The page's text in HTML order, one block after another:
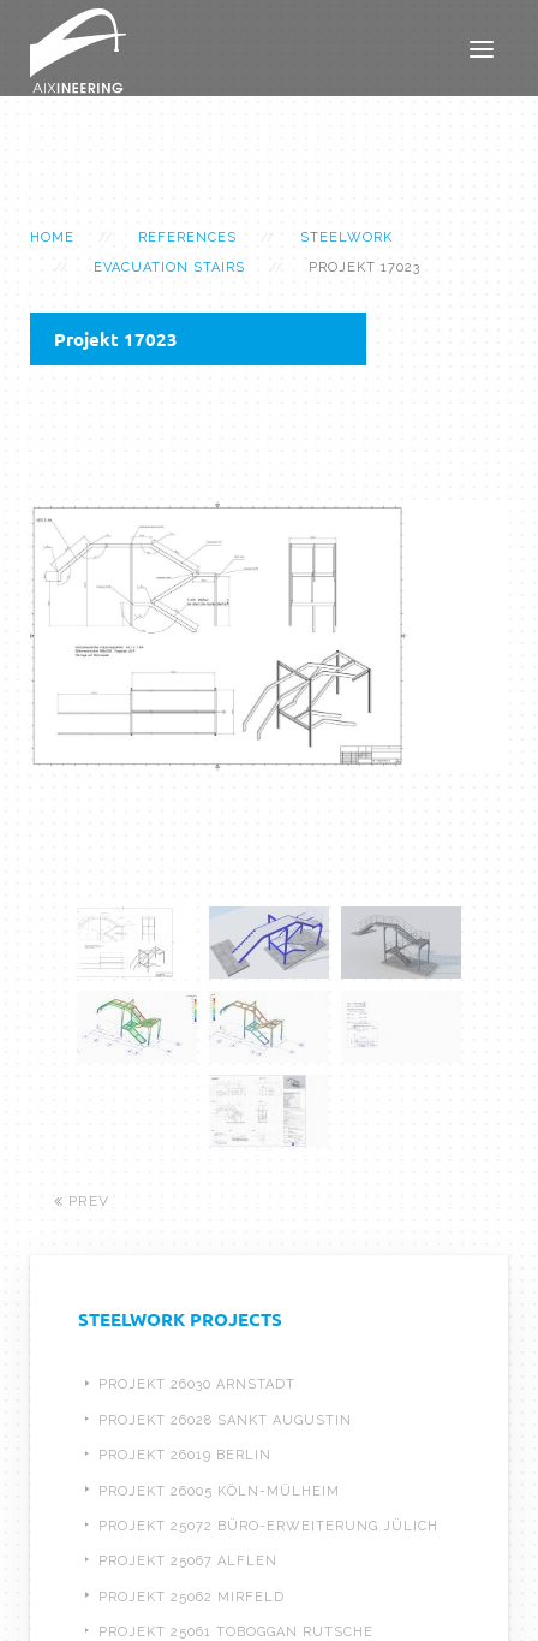
HOME REFERENCES
STEELWORK
EVACUATION STAIRS
PROJEKT 17023
Projekt 17023
PREV
STEELWORK PROJECTS
PROJEKT 26030 ARNSTADT
PROJEKT 26028 SANKT AUGUSTIN
PROJEKT 26019 BERLIN
PROJEKT 26005 KÖLN-MÜLHEIM
PROJEKT 25072 BÜRO-ERWEITERUNG JÜLICH
PROJEKT 25067 ALFLEN
PROJEKT 25062 MIRFELD
PROJEKT 25061 TOBOGGAN RUTSCHE